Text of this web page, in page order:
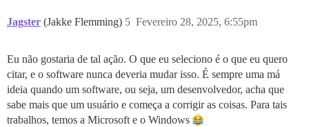
Jagster (Jakke Flemming) Fevereiro 28, 2025, 6:55pm
5
Eu não gostaria de tal ação. O que eu seleciono é o que eu quero
citar, e o software nunca deveria mudar isso. É sempre uma má
ideia quando um software, ou seja, um desenvolvedor, acha que
sabe mais que um usuário e começa a corrigir as coisas. Para tais
trabalhos, temos a Microsoft e o Windows